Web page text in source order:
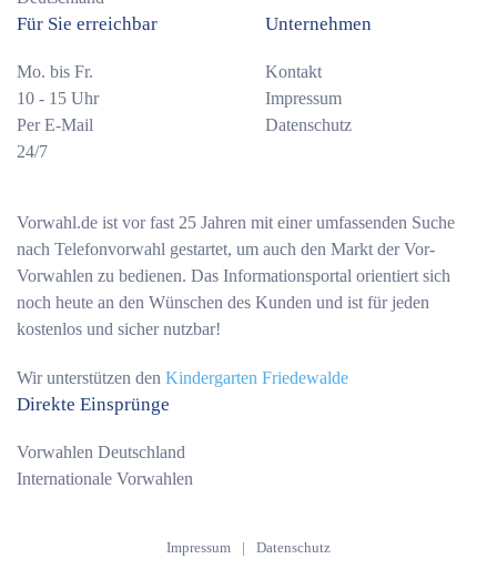
Für Sie erreichbar
Mo. bis Fr.
10 - 15 Uhr
Per E-Mail
24/7
Unternehmen
Kontakt
Impressum
Datenschutz
Vorwahl.de ist vor fast 25 Jahren mit einer umfassenden Suche
nach Telefonvorwahl gestartet, um auch den Markt der Vor-
Vorwahlen zu bedienen. Das Informationsportal orientiert sich
noch heute an den Wünschen des Kunden und ist für jeden
kostenlos und sicher nutzbar!
Wir unterstützen den Kindergarten Friedewalde
Direkte Einsprünge
Vorwahlen Deutschland
Internationale Vorwahlen
Impressum | Datenschutz